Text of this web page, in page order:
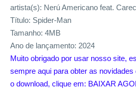
artista(s): Nerú Americano feat.
Título: Spider-Man
Tamanho: 4MB
Ano de lançamento: 2024
Muito obrigado por usar nosso site,
sempre aqui para obter as
o download, clique em: BAIXAR